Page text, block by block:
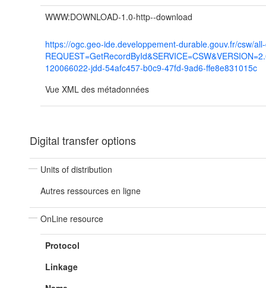
WWW:DOWNLOAD-1.0-http--download
https://ogc.geo-ide.developpement-durable.gouv.fr/csw/
120066022-jdd-54afc457-b0c9-47fd-9ad6-ffe8e831015c
Vue XML des métadonnées
Digital transfer options
Units of distribution
Autres ressources en ligne
OnLine resource
Protocol
Linkage